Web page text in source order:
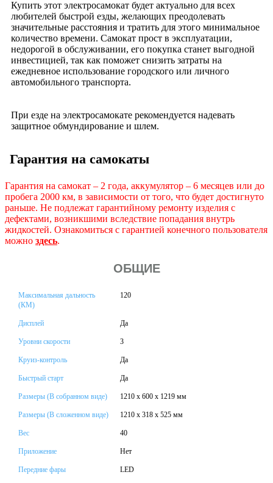
Купить этот электросамокат будет актуально для всех
любителей быстрой езды, желающих преодолевать
значительные расстояния и тратить для этого минимальное
количество времени. Самокат прост в эксплуатации,
недорогой в обслуживании, его покупка станет выгодной
инвестицией, так как поможет снизить затраты на
ежедневное использование городского или личного
автомобильного транспорта.
При езде на электросамокате рекомендуется надевать
защитное обмундирование и шлем.
Гарантия на самокаты
Гарантия на самокат – 2 года, аккумулятор – 6 месяцев или до
пробега 2000 км, в зависимости от того, что будет достигнуто
раньше. Не подлежат гарантийному ремонту изделия с
дефектами, возникшими вследствие попадания внутрь
жидкостей. Ознакомиться с гарантией конечного пользователя
можно здесь.
ОБЩИЕ
Максимальная дальность
(КМ)
120
Дисплей Да
Уровни скорости 3
Круиз-контроль Да
Быстрый старт Да
Размеры (В собранном виде) 1210 x 600 x 1219 мм
Размеры (В сложенном виде) 1210 x 318 x 525 мм
Вес 40
Приложение Нет
Передние фары LED